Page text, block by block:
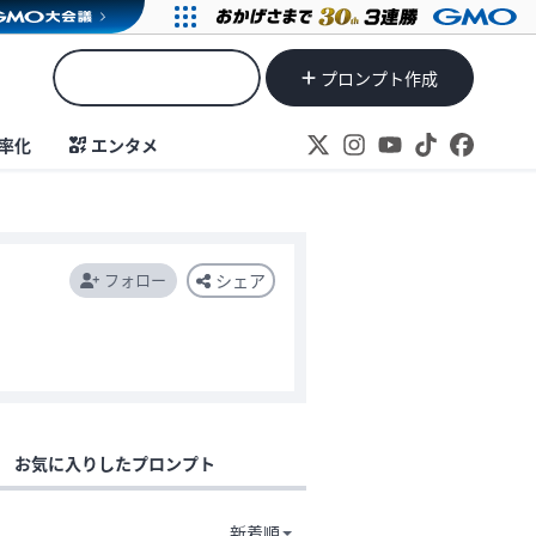
プロンプト作成
化 エンタメ
フォロー シェア
お気に入りしたプロンプト